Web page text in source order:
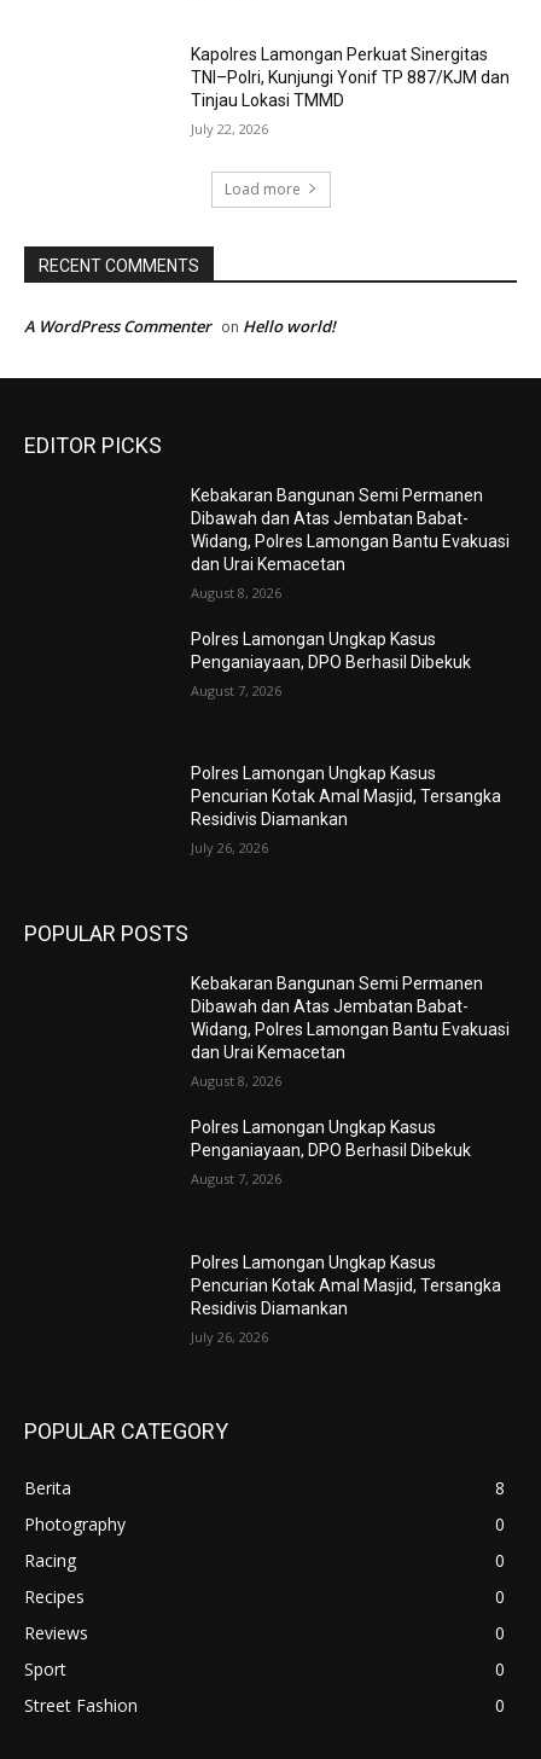
Kapolres Lamongan Perkuat Sinergitas
TNI–Polri, Kunjungi Yonif TP 887/KJM dan
Tinjau Lokasi TMMD
July 22, 2026
Load more
RECENT COMMENTS
A WordPress Commenter on Hello world!
EDITOR PICKS
Kebakaran Bangunan Semi Permanen
Dibawah dan Atas Jembatan Babat-
Widang, Polres Lamongan Bantu Evakuasi
dan Urai Kemacetan
August 8, 2026
Polres Lamongan Ungkap Kasus
Penganiayaan, DPO Berhasil Dibekuk
August 7, 2026
Polres Lamongan Ungkap Kasus
Pencurian Kotak Amal Masjid, Tersangka
Residivis Diamankan
July 26, 2026
POPULAR POSTS
Kebakaran Bangunan Semi Permanen
Dibawah dan Atas Jembatan Babat-
Widang, Polres Lamongan Bantu Evakuasi
dan Urai Kemacetan
August 8, 2026
Polres Lamongan Ungkap Kasus
Penganiayaan, DPO Berhasil Dibekuk
August 7, 2026
Polres Lamongan Ungkap Kasus
Pencurian Kotak Amal Masjid, Tersangka
Residivis Diamankan
July 26, 2026
POPULAR CATEGORY
Berita
8
Photography
0
Racing
0
Recipes
0
Reviews
0
Sport
0
Street Fashion
0